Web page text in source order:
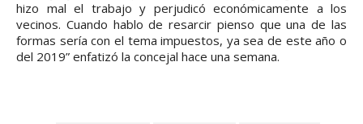
hizo mal el trabajo y perjudicó económicamente a los
vecinos. Cuando hablo de resarcir pienso que una de las
formas sería con el tema impuestos, ya sea de este año o
del 2019” enfatizó la concejal hace una semana.